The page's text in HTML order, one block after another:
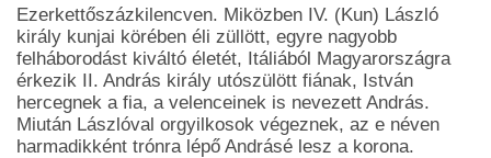
Ezerkettőszázkilencven. Miközben IV. (Kun) László
király kunjai körében éli züllött, egyre nagyobb
felháborodást kiváltó életét, Itáliából Magyarországra
érkezik II. András király utószülött fiának, István
hercegnek a fia, a velenceinek is nevezett András.
Miután Lászlóval orgyilkosok végeznek, az e néven
harmadikként trónra lépő Andrásé lesz a korona.